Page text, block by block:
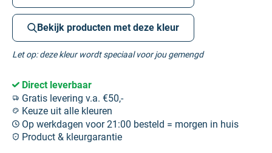
Bekijk producten met deze kleur
Let op: deze kleur wordt speciaal voor jou gemengd
Direct leverbaar
Gratis levering v.a. €50,-
Keuze uit alle kleuren
Op werkdagen voor 21:00 besteld = morgen in huis
Product & kleurgarantie